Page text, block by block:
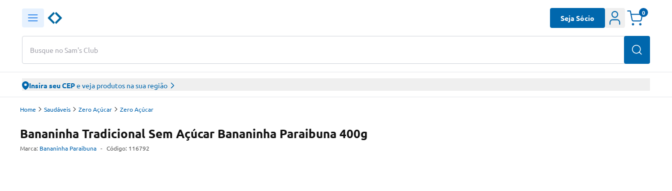
Busque no Sam's Club
Seja Sócio
0
Insira seu CEPe veja produtos na sua região
Home Saudáveis Zero Açúcar Zero Açúcar
Bananinha Tradicional Sem Açúcar Bananinha Paraibuna 400g
Marca: Bananinha Paraibuna - Código: 116792